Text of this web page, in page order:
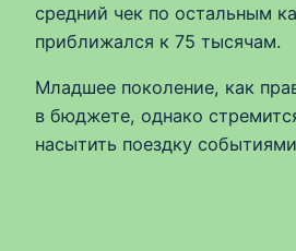
средний чек по остальным
приближался к 75 тысячам.
Младшее поколение, как
в бюджете, однако
насытить поездку